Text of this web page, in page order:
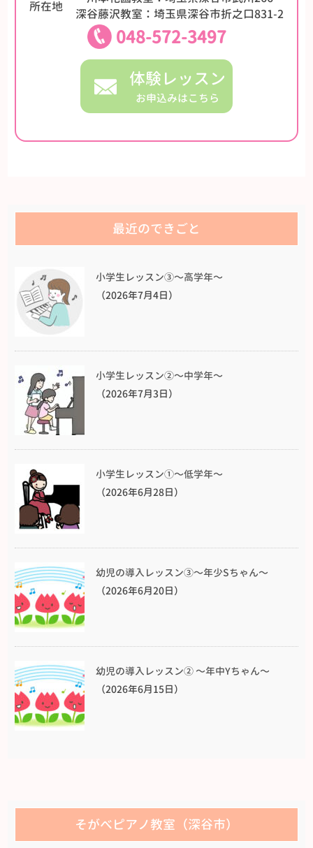
所在地
深谷藤沢教室：埼玉県深谷市折之口831-2
048-572-3497
体験レッスン
お申込みはこちら
最近のできごと
小学生レッスン③〜高学年〜
（2026年7月4日）
小学生レッスン②〜中学年〜
（2026年7月3日）
小学生レッスン①〜低学年〜
（2026年6月28日）
幼児の導入レッスン③〜年少Sちゃん〜
（2026年6月20日）
幼児の導入レッスン② 〜年中Yちゃん〜
（2026年6月15日）
そがべピアノ教室（深谷市）